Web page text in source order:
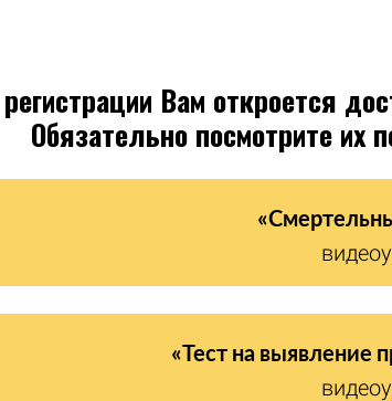
Вам откроется
Обязательно посмотрите их
«Тест на выявление